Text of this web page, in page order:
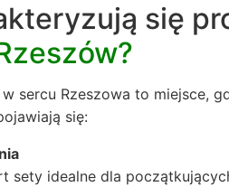
się
sercu Rzeszowa to miejsce,
się:
sety idealne dla